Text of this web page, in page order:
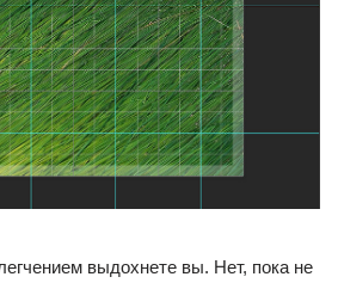
выдохнете вы. Нет, пока не